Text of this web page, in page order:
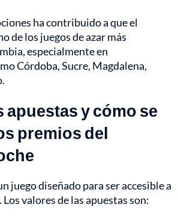
ha contribuido a que el
de los juegos de azar más
especialmente en
Córdoba, Sucre, Magdalena,
apuestas y cómo se
premios del
juego diseñado para ser accesible a
valores de las apuestas son: